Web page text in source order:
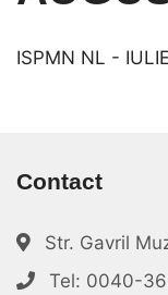
ISPMN NL -
Contact
Str. Gavril
Tel: 0040-